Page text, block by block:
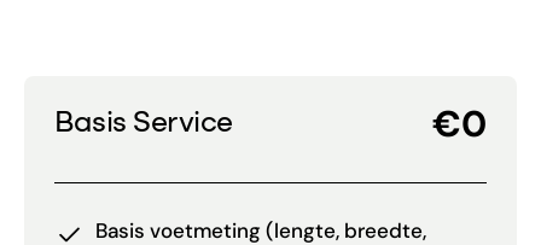
Basis Service €0
Basis voetmeting (lengte, breedte,